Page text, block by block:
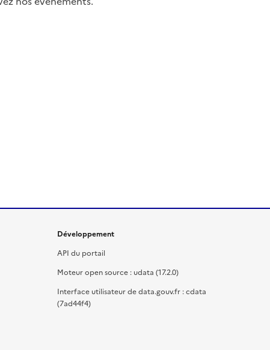
Développement
API du portail
Moteur open source : udata (17.2.0)
Interface utilisateur de data.gouv.fr : cdata
(7ad44f4)